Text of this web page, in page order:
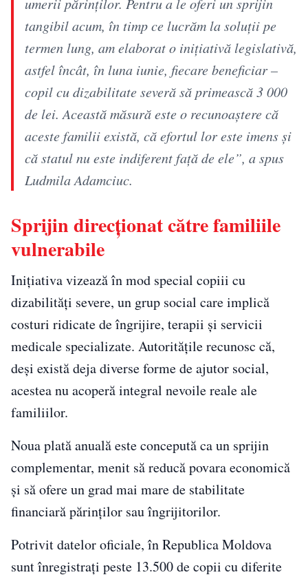
umerii părinților. Pentru a le oferi un sprijin
tangibil acum, în timp ce lucrăm la soluții pe
termen lung, am elaborat o inițiativă legislativă,
astfel încât, în luna iunie, fiecare beneficiar –
copil cu dizabilitate severă să primească 3 000
de lei. Această măsură este o recunoaștere că
aceste familii există, că efortul lor este imens și
că statul nu este indiferent față de ele”, a spus
Ludmila Adamciuc.
Sprijin direcționat către familiile
vulnerabile
Inițiativa vizează în mod special copiii cu
dizabilități severe, un grup social care implică
costuri ridicate de îngrijire, terapii și servicii
medicale specializate. Autoritățile recunosc că,
deși există deja diverse forme de ajutor social,
acestea nu acoperă integral nevoile reale ale
familiilor.
Noua plată anuală este concepută ca un sprijin
complementar, menit să reducă povara economică
și să ofere un grad mai mare de stabilitate
financiară părinților sau îngrijitorilor.
Potrivit datelor oficiale, în Republica Moldova
sunt înregistrați peste 13.500 de copii cu diferite